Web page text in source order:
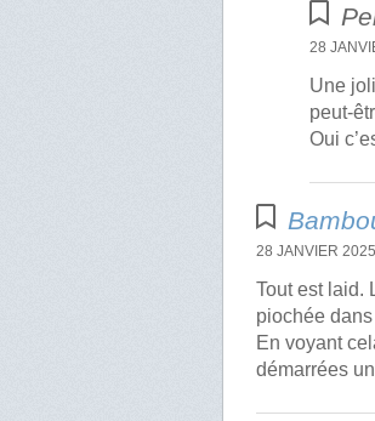
28
Une
peut-
Oui
28 JANVIER
Tout est laid.
piochée
En voyant
démarrées